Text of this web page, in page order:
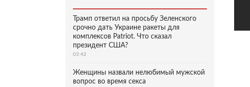
Трамп ответил на просьбу Зеленского
срочно дать Украине ракеты для
комплексов Patriot. Что сказал
президент США?
03:42
Женщины назвали нелюбимый мужской
вопрос во время секса